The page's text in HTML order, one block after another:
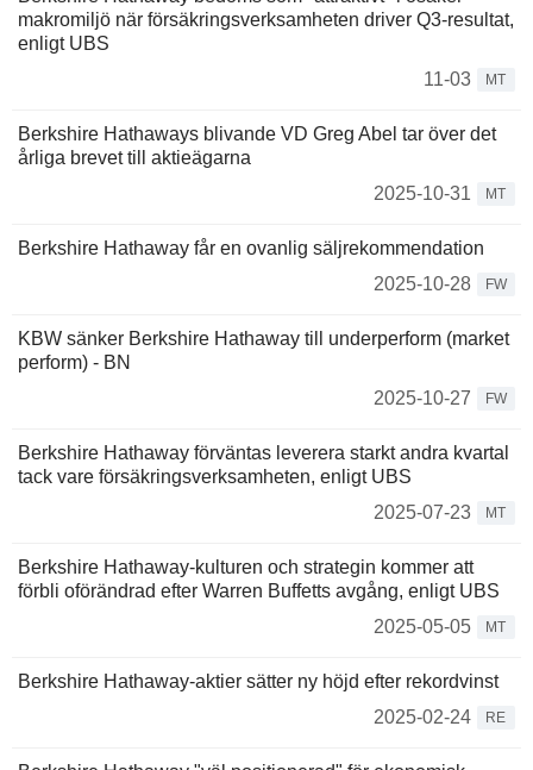
makromiljö när försäkringsverksamheten driver Q3-resultat,
enligt UBS
11-03
MT
Berkshire Hathaways blivande VD Greg Abel tar över det
årliga brevet till aktieägarna
2025-10-31
MT
Berkshire Hathaway får en ovanlig säljrekommendation
2025-10-28
FW
KBW sänker Berkshire Hathaway till underperform (market
perform) - BN
2025-10-27
FW
Berkshire Hathaway förväntas leverera starkt andra kvartal
tack vare försäkringsverksamheten, enligt UBS
2025-07-23
MT
Berkshire Hathaway-kulturen och strategin kommer att
förbli oförändrad efter Warren Buffetts avgång, enligt UBS
2025-05-05
MT
Berkshire Hathaway-aktier sätter ny höjd efter rekordvinst
2025-02-24
RE